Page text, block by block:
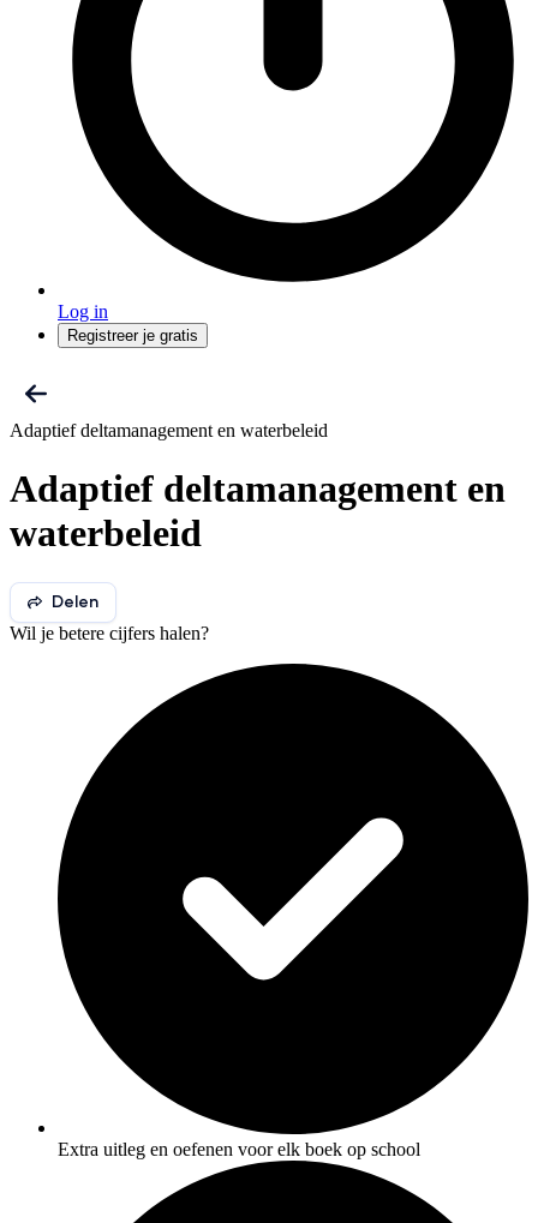
Log in
Registreer je gratis
Adaptief deltamanagement en waterbeleid
Adaptief deltamanagement en
waterbeleid
Delen
Wil je betere cijfers halen?
Extra uitleg en oefenen voor elk boek op school